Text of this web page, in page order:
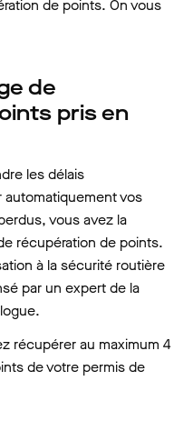
de points. On vous
de
pris en
les délais
vos
vous avez la
récupération de points.
à la sécurité routière
par un expert de la
récupérer au maximum 4
de votre permis de